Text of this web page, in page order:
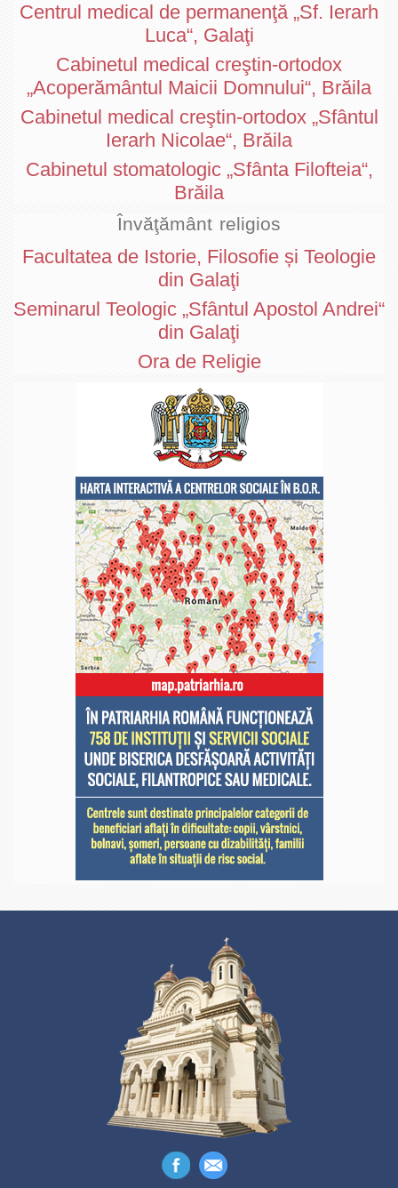
Centrul medical de permanenţă „Sf. Ierarh
Luca“, Galaţi
Cabinetul medical creştin-ortodox
„Acoperământul Maicii Domnului“, Brăila
Cabinetul medical creştin-ortodox „Sfântul
Ierarh Nicolae“, Brăila
Cabinetul stomatologic „Sfânta Filofteia“,
Brăila
Învăţământ religios
Facultatea de Istorie, Filosofie și Teologie
din Galaţi
Seminarul Teologic „Sfântul Apostol Andrei“
din Galaţi
Ora de Religie